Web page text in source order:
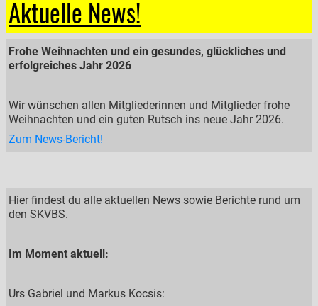
Aktuelle News!
Frohe Weihnachten und ein gesundes, glückliches und
erfolgreiches Jahr 2026
Wir wünschen allen Mitgliederinnen und Mitglieder frohe
Weihnachten und ein guten Rutsch ins neue Jahr 2026.
Zum News-Bericht!
Hier findest du alle aktuellen News sowie Berichte rund um
den SKVBS.
Im Moment aktuell:
Urs Gabriel und Markus Kocsis: